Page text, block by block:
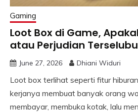
Gaming
Loot Box di Game,
atau Perjudian
June 27, 2026 Dhiani Widuri
Loot box terlihat seperti fitur
kerjanya membuat banyak orang
membayar, membuka kotak, lalu